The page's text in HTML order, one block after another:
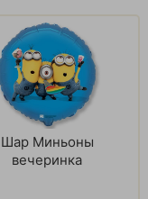
Шар Миньоны
вечеринка